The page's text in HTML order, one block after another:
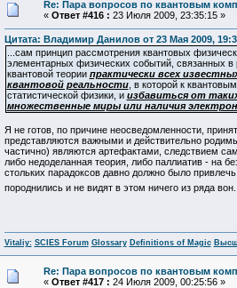
Re: Пара вопросов по квантовым
« Ответ #416 : 23 Июля 2009, 23:35:15 »
Цитата: Владимир Данилов от 23 Мая 2009,
...сам принцип рассмотрения квантовых
элементарных физических событий, связанных в
квантовой теории практически всех
квантовой реальности, в которой к
статистической физики, и избавиться от
множественные миры или наличия
Я не готов, по причине неосведомленности,
представляются важными и действительно
частично) являются артефактами, следствием
либо недоделанная теория, либо паллиатив - на
стольких парадоксов давно должно было
породнились и не видят в этом ничего из ряда
Vitaliy: SCIES Forum Glossary Definitions of Magic
Re: Пара вопросов по квантовым
« Ответ #417 : 24 Июля 2009, 00:25:56 »